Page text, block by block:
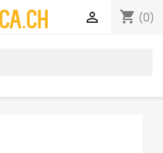
shopping_cart (0)
